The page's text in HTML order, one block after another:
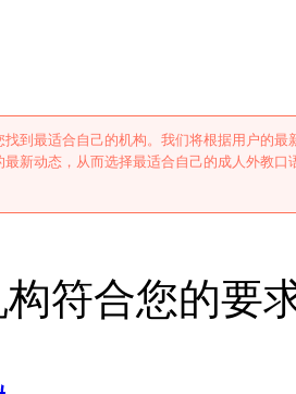
到最适合自己的机构。我们将根据用户的
新动态，从而选择最适合自己的成人外教口
符合您的要